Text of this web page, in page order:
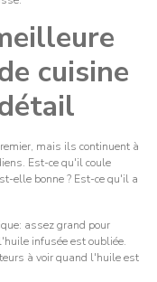
cuisine
mais ils continuent à
Est-ce qu'il coule
elle bonne ? Est-ce qu'il a
assez grand pour
infusée est oubliée.
à voir quand l'huile est